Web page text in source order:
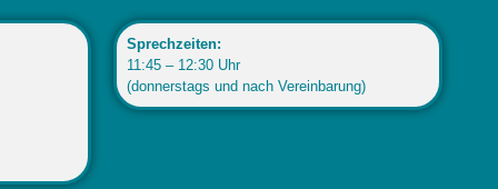
Sprechzeiten:
11:45 – 12:30 Uhr
(donnerstags und nach Vereinbarung)